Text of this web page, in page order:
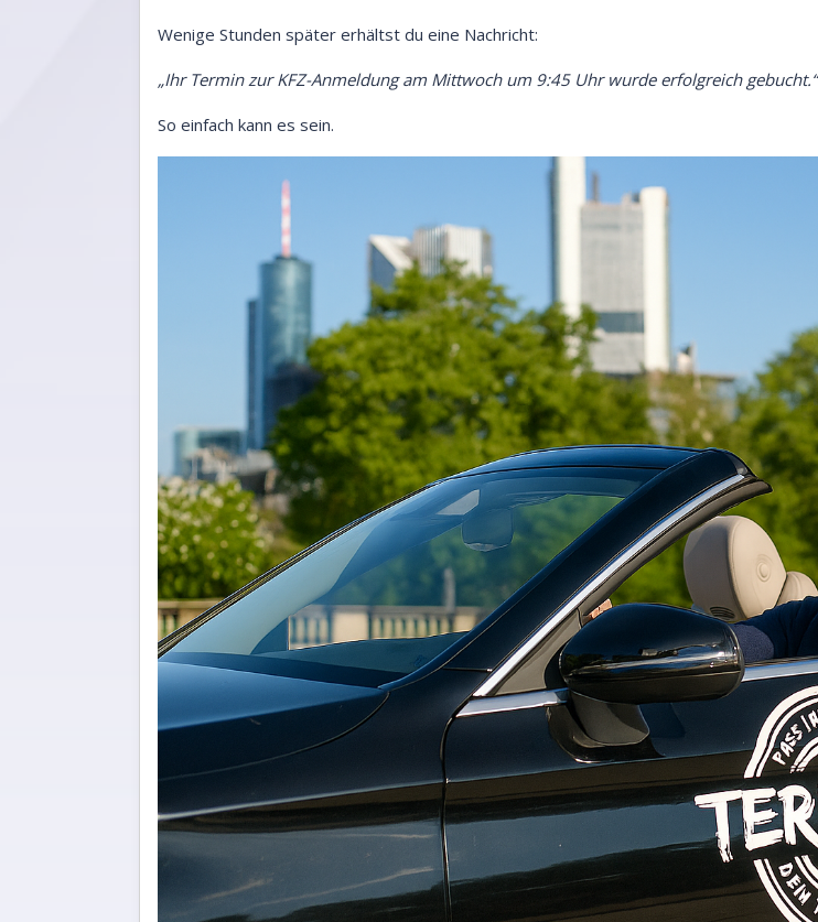
Wenige Stunden später erhältst du eine Nachricht:
„Ihr Termin zur KFZ-Anmeldung am Mittwoch um 9:45 Uhr wurde erfolgreich gebucht.“
So einfach kann es sein.